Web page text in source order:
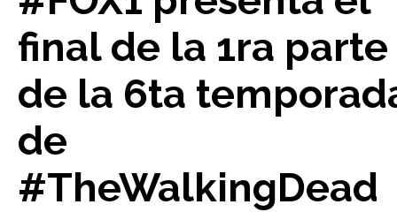
final de la 1ra parte
de la 6ta
de
#TheWalkingDead